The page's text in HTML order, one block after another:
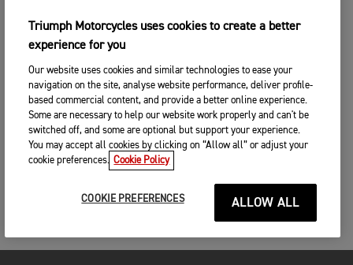
Triumph Motorcycles uses cookies to create a better
experience for you
Our website uses cookies and similar technologies to ease your
navigation on the site, analyse website performance, deliver profile-
based commercial content, and provide a better online experience.
Some are necessary to help our website work properly and can't be
switched off, and some are optional but support your experience.
You may accept all cookies by clicking on “Allow all” or adjust your
cookie preferences. Cookie Policy
COOKIE PREFERENCES ALLOW ALL